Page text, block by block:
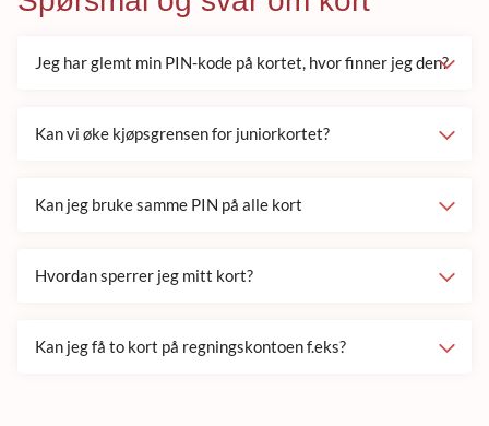
Jeg har glemt min PIN-kode på kortet, hvor finner jeg den?
Kan vi øke kjøpsgrensen for juniorkortet?
Kan jeg bruke samme PIN på alle kort
Hvordan sperrer jeg mitt kort?
Kan jeg få to kort på regningskontoen f.eks?